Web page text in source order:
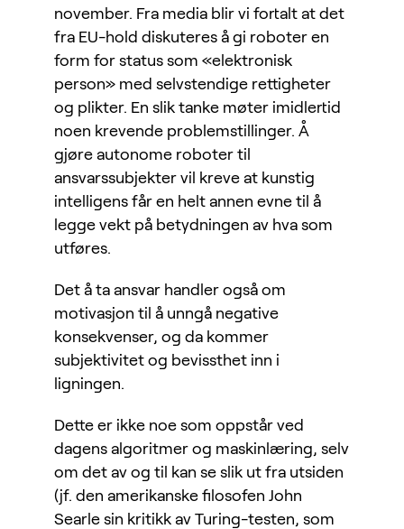
november. Fra media blir vi fortalt at det
fra EU-hold diskuteres å gi roboter en
form for status som «elektronisk
person» med selvstendige rettigheter
og plikter. En slik tanke møter imidlertid
noen krevende problemstillinger. Å
gjøre autonome roboter til
ansvarssubjekter vil kreve at kunstig
intelligens får en helt annen evne til å
legge vekt på betydningen av hva som
utføres.
Det å ta ansvar handler også om
motivasjon til å unngå negative
konsekvenser, og da kommer
subjektivitet og bevissthet inn i
ligningen.
Dette er ikke noe som oppstår ved
dagens algoritmer og maskinlæring, selv
om det av og til kan se slik ut fra utsiden
(jf. den amerikanske filosofen John
Searle sin kritikk av Turing-testen, som